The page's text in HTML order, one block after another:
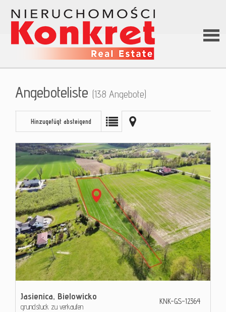
Home
uns
Blog
Angeboteliste (138 Angebote)
Hinzugefügt absteigend
Jasienica, Bielowicko
grundstuck zu verkaufen
KNK-GS-12364